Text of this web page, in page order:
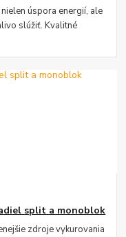
úspora energií, ale
slúžiť. Kvalitné
split a monoblok
zdroje vykurovania